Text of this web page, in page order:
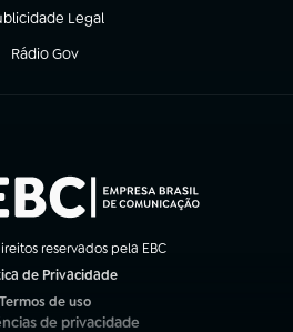
Legal
em nova aba)
Rádio Gov
(abre em nova aba)
reservados pela EBC
de Privacidade
Termos de uso
em nova aba)
de privacidade